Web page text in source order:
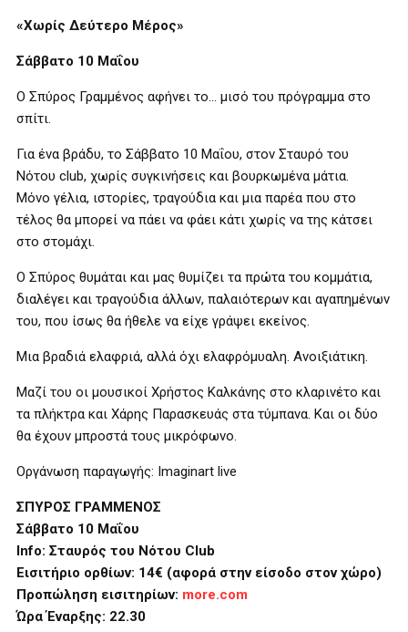
«Χωρίς Δεύτερο Μέρος»
Σάββατο 10 Μαΐου
Ο Σπύρος Γραμμένος αφήνει το… μισό του πρόγραμμα στο
σπίτι.
Για ένα βράδυ, το Σάββατο 10 Μαΐου, στον Σταυρό του
Νότου club, χωρίς συγκινήσεις και βουρκωμένα μάτια.
Μόνο γέλια, ιστορίες, τραγούδια και μια παρέα που στο
τέλος θα μπορεί να πάει να φάει κάτι χωρίς να της κάτσει
στο στομάχι.
Ο Σπύρος θυμάται και μας θυμίζει τα πρώτα του κομμάτια,
διαλέγει και τραγούδια άλλων, παλαιότερων και αγαπημένων
του, που ίσως θα ήθελε να είχε γράψει εκείνος.
Μια βραδιά ελαφριά, αλλά όχι ελαφρόμυαλη. Ανοιξιάτικη.
Μαζί του οι μουσικοί Χρήστος Καλκάνης στο κλαρινέτο και
τα πλήκτρα και Χάρης Παρασκευάς στα τύμπανα. Και οι δύο
θα έχουν μπροστά τους μικρόφωνο.
Οργάνωση παραγωγής: Imaginart live
ΣΠΥΡΟΣ ΓΡΑΜΜΕΝΟΣ
Σάββατο 10 Μαΐου
Info: Σταυρός του Νότου Club
Εισιτήριο ορθίων: 14€ (αφορά στην είσοδο στον χώρο)
Προπώληση εισιτηρίων: more.com
Ώρα Έναρξης: 22.30